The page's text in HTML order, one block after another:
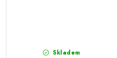
Skladem